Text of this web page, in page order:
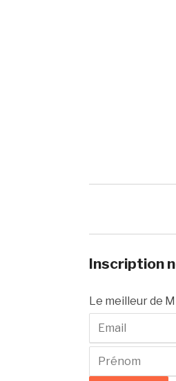
Inscription
Le meilleur de